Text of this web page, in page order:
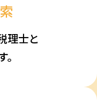
理士と